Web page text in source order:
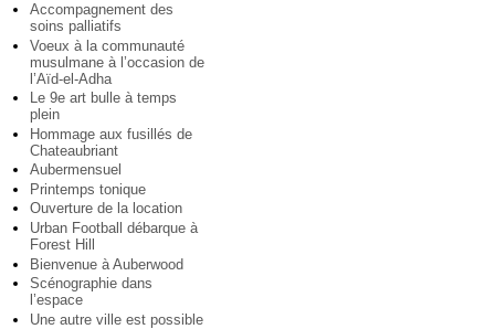
Accompagnement des
soins palliatifs
Voeux à la communauté
musulmane à l’occasion de
l’Aïd-el-Adha
Le 9e art bulle à temps
plein
Hommage aux fusillés de
Chateaubriant
Aubermensuel
Printemps tonique
Ouverture de la location
Urban Football débarque à
Forest Hill
Bienvenue à Auberwood
Scénographie dans
l’espace
Une autre ville est possible